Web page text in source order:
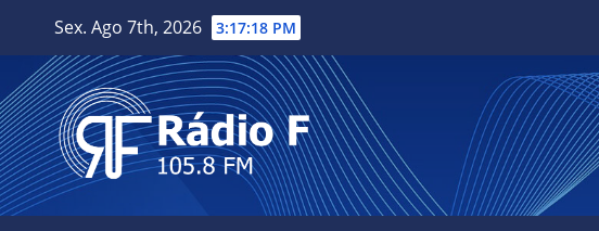
content
Sex. Ago 7th, 2026 3:17:19 PM